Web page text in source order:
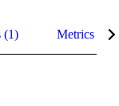
(1) Metrics